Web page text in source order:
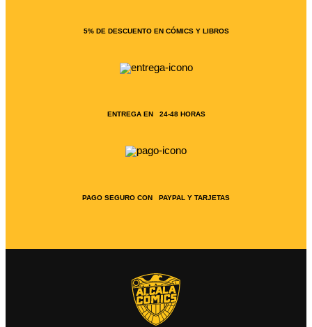
5% DE DESCUENTO EN CÓMICS Y LIBROS
ENTREGA EN 24-48 HORAS
PAGO SEGURO CON PAYPAL Y TARJETAS